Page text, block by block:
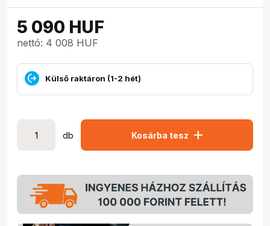
5 090 HUF
nettó: 4 008 HUF
Külső raktáron (1-2 hét)
db Kosárba tesz add